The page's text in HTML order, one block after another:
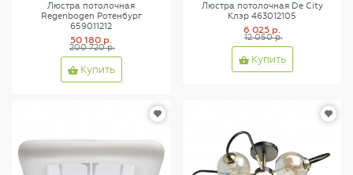
Люстра потолочная
Regenbogen Ротенбург
659011212
50 180 р.
200 720 р.
Купить
Люстра потолочная De City
Клэр 463012105
6 025 р.
12 050 р.
Купить